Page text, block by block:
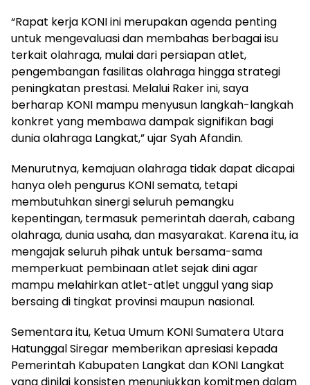
“Rapat kerja KONI ini merupakan agenda penting
untuk mengevaluasi dan membahas berbagai isu
terkait olahraga, mulai dari persiapan atlet,
pengembangan fasilitas olahraga hingga strategi
peningkatan prestasi. Melalui Raker ini, saya
berharap KONI mampu menyusun langkah-langkah
konkret yang membawa dampak signifikan bagi
dunia olahraga Langkat,” ujar Syah Afandin.
Menurutnya, kemajuan olahraga tidak dapat dicapai
hanya oleh pengurus KONI semata, tetapi
membutuhkan sinergi seluruh pemangku
kepentingan, termasuk pemerintah daerah, cabang
olahraga, dunia usaha, dan masyarakat. Karena itu, ia
mengajak seluruh pihak untuk bersama-sama
memperkuat pembinaan atlet sejak dini agar
mampu melahirkan atlet-atlet unggul yang siap
bersaing di tingkat provinsi maupun nasional.
Sementara itu, Ketua Umum KONI Sumatera Utara
Hatunggal Siregar memberikan apresiasi kepada
Pemerintah Kabupaten Langkat dan KONI Langkat